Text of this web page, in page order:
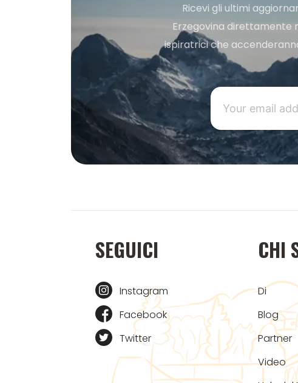
Ricevi gli ultimi
Erzegovina direttamente
ispiratrici che
SEGUICI
Instagram
Facebook
Twitter
CHI
Di
Blog
Partner
Video